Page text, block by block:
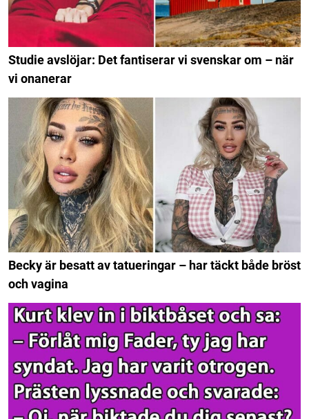
Studie avslöjar: Det fantiserar vi svenskar om – när
vi onanerar
Becky är besatt av tatueringar – har täckt både bröst
och vagina